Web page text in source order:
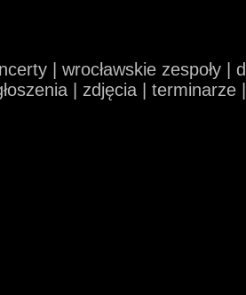
| wrocławskie zespoły
| zdjęcia |